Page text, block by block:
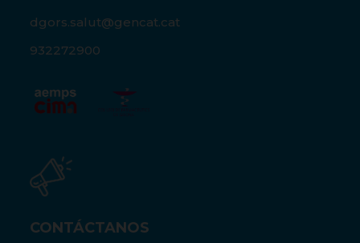
dgors.salut@gencat.cat
932272900
CONTÁCTANOS